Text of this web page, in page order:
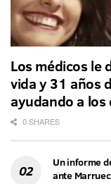
Los médicos le
vida y 31 años
ayudando a los
0 SHARES
Un informe
ante